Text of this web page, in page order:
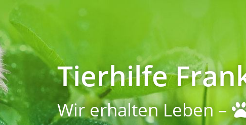
Tierhilfe
Wir erhalten Leben –